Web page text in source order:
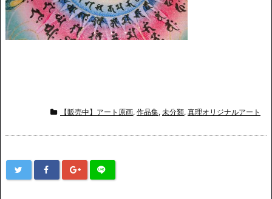
【販売中】アート原画, 作品集, 未分類, 真理オリジナルアート